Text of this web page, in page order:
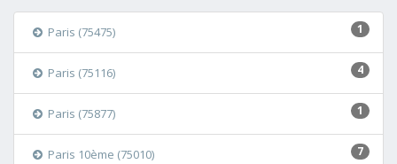
1
Paris (75475)
4
Paris (75116)
1
Paris (75877)
7
Paris 10ème (75010)